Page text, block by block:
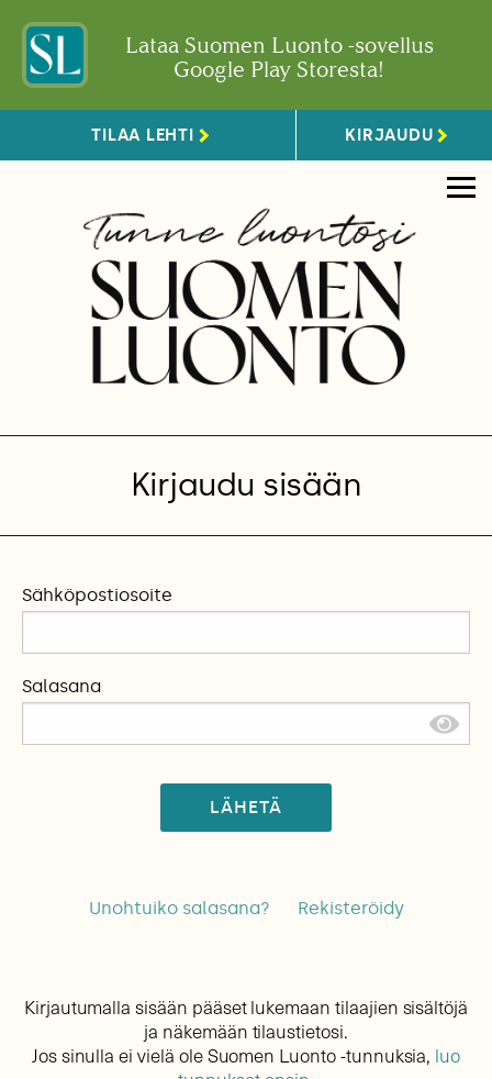
Lataa Suomen Luonto -sovellus
Google Play Storesta!
TILAA LEHTI KIRJAUDU
Kirjaudu sisään
Sähköpostiosoite
Salasana
LÄHETÄ
Unohtuiko salasana? Rekisteröidy
Kirjautumalla sisään pääset lukemaan tilaajien sisältöjä
ja näkemään tilaustietosi.
Jos sinulla ei vielä ole Suomen Luonto -tunnuksia, luo